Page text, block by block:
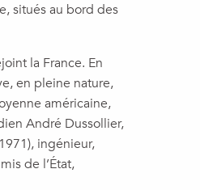
situés au bord des
la France. En
en pleine nature,
américaine,
André Dussollier,
ingénieur,
de l’État,